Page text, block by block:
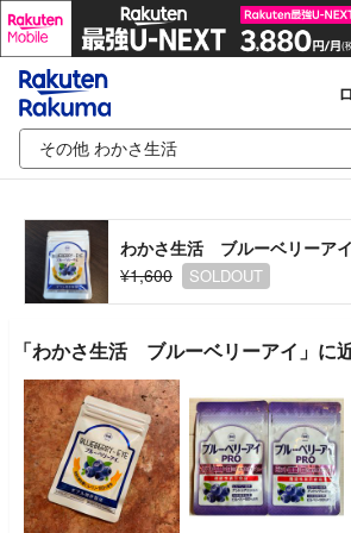
わかさ生活 ブルーベリーアイ
¥1,600
SOLDOUT
「わかさ生活 ブルーベリーアイ」に